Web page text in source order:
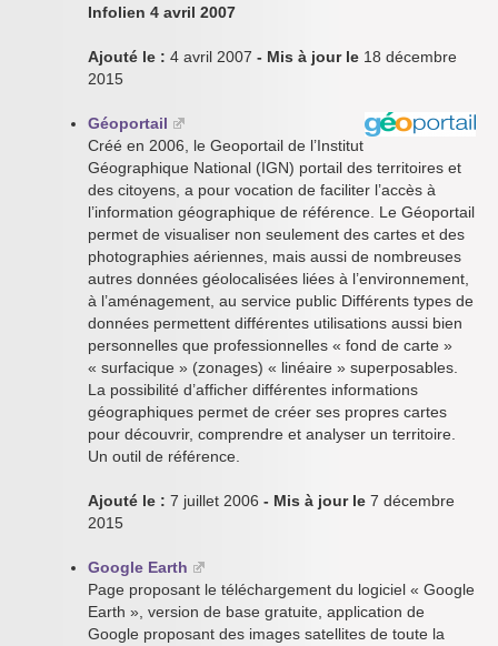
Infolien 4 avril 2007
Ajouté le : 4 avril 2007 - Mis à jour le 18 décembre
2015
Géoportail
Créé en 2006, le Geoportail de l’Institut
Géographique National (IGN) portail des territoires et
des citoyens, a pour vocation de faciliter l’accès à
l’information géographique de référence. Le Géoportail
permet de visualiser non seulement des cartes et des
photographies aériennes, mais aussi de nombreuses
autres données géolocalisées liées à l’environnement,
à l’aménagement, au service public Différents types de
données permettent différentes utilisations aussi bien
personnelles que professionnelles « fond de carte »
« surfacique » (zonages) « linéaire » superposables.
La possibilité d’afficher différentes informations
géographiques permet de créer ses propres cartes
pour découvrir, comprendre et analyser un territoire.
Un outil de référence.
Ajouté le : 7 juillet 2006 - Mis à jour le 7 décembre
2015
Google Earth
Page proposant le téléchargement du logiciel « Google
Earth », version de base gratuite, application de
Google proposant des images satellites de toute la